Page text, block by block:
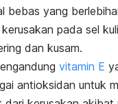
bebas yang
pada sel
dan kusam.
vitamin E
antioksidan untuk